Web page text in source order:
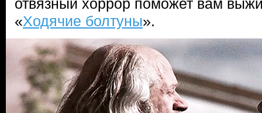
отвязный хоррор поможет вам
«Ходячие болтуны».